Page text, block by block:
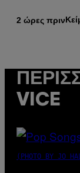
2 ώρες πριν
VICE
(PHOTO BY JO